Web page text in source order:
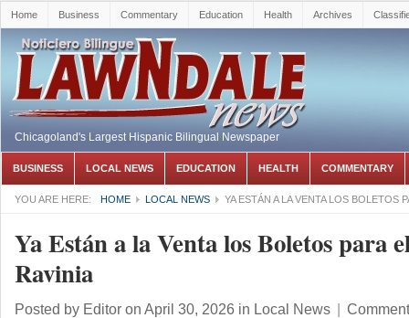
Home Business Commentary Education Health Archives
Chicagoland's Largest Hispanic Bilingual Newspaper
BUSINESS LOCAL NEWS EDUCATION HEALTH COMMENTARY
YOU ARE HERE: HOME LOCAL NEWS YA ESTÁN A LA VENTA LOS BOLETOS
Ya Están a la Venta los Boletos para
Ravinia
Posted by Editor on April 30, 2026 in Local News |